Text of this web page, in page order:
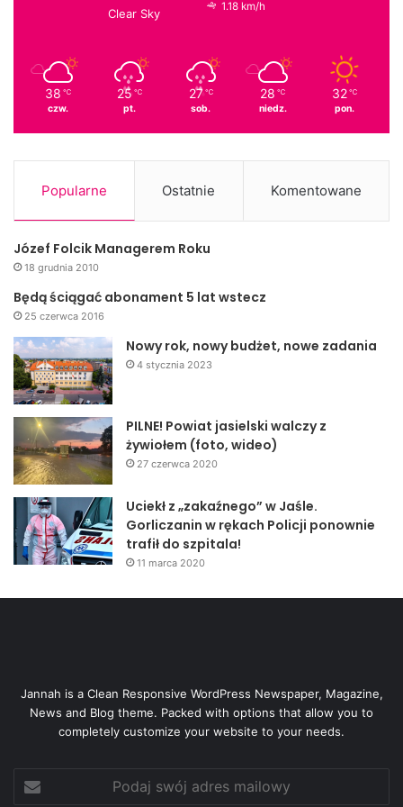
dzieci piknik Rodzinny
Clear Sky
1.18 km/h
38 ℃
czw.
25 ℃
pt.
27 ℃
sob.
28 ℃
niedz.
32 ℃
pon.
Popularne Ostatnie Komentowane
Józef Folcik Managerem Roku
18 grudnia 2010
Będą ściągać abonament 5 lat wstecz
25 czerwca 2016
Nowy rok, nowy budżet, nowe zadania
4 stycznia 2023
PILNE! Powiat jasielski walczy z
żywiołem (foto, wideo)
27 czerwca 2020
Uciekł z „zakaźnego” w Jaśle.
Gorliczanin w rękach Policji ponownie
trafił do szpitala!
11 marca 2020
Jannah is a Clean Responsive WordPress Newspaper, Magazine,
News and Blog theme. Packed with options that allow you to
completely customize your website to your needs.
swój